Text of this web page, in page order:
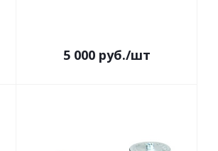
5 000 руб./шт